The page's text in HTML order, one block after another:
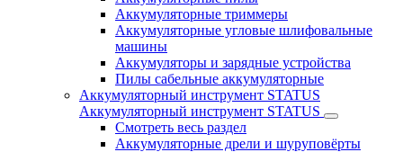
Аккумуляторные триммеры
Аккумуляторные угловые шлифовальные
машины
Аккумуляторы и зарядные устройства
Пилы сабельные аккумуляторные
Аккумуляторный инструмент STATUS
Аккумуляторный инструмент STATUS
Смотреть весь раздел
Аккумуляторные дрели и шуруповёрты